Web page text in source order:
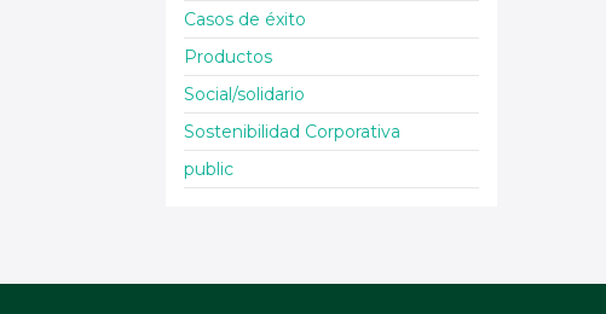
Casos de éxito
Productos
Social/solidario
Sostenibilidad Corporativa
public